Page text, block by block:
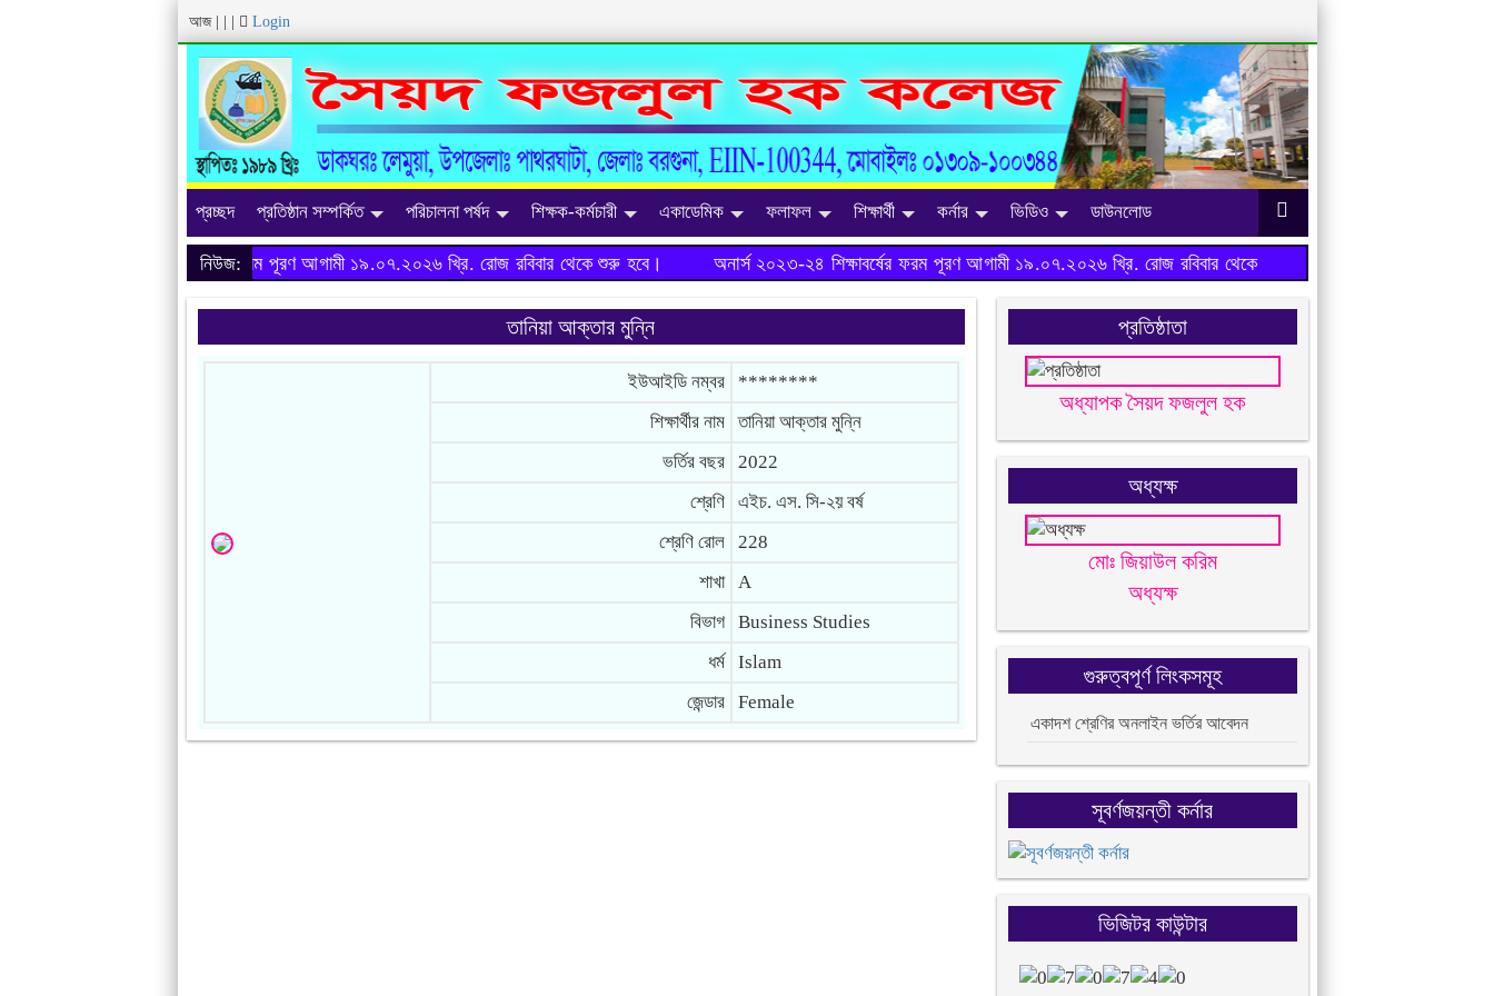
আজ Login
প্রচ্ছদ প্রতিষ্ঠান সম্পর্কিত পরিচালনা পর্ষদ শিক্ষক-কর্মচারী একাডেমিক ফলাফল শিক্ষার্থী কর্নার ভিডিও ডাউনলোড
নিউজ: অনার্স ২০২৩-২৪ শিক্ষাবর্ষের ফরম পূরণ আগামী ১৯.০৭.২০২৬ খ্রি. রোজ রবিবার থেকে শুরু হবে।
অনার্স ২০২৩-২৪ শিক্ষাবর্ষের ফরম পূরণ আগামী ১৯.০৭.২০২৬ খ্রি. রোজ রবিবার থেকে শুরু হবে।
তানিয়া আক্তার মুন্নি
ইউআইডি নম্বর
********
শিক্ষার্থীর নাম
তানিয়া আক্তার মুন্নি
ভর্তির বছর
2022
শ্রেণি
এইচ. এস. সি-২য় বর্ষ
শ্রেণি রোল
228
শাখা
A
বিভাগ
Business Studies
ধর্ম
Islam
জেন্ডার
Female
প্রতিষ্ঠাতা
অধ্যাপক সৈয়দ ফজলুল হক
অধ্যক্ষ
মোঃ জিয়াউল করিম
অধ্যক্ষ
গুরুত্বপূর্ণ লিংকসমূহ
একাদশ শ্রেণির অনলাইন ভর্তির আবেদন
সূবর্ণজয়ন্তী কর্নার
ভিজিটর কাউন্টার